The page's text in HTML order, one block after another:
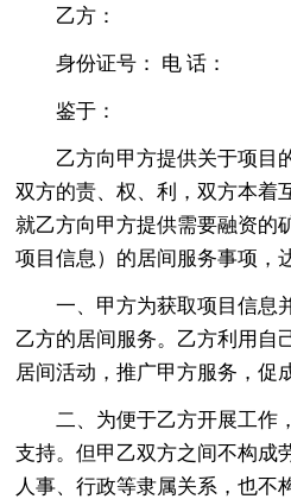
乙方：
身份证号： 电 话：
鉴于：
乙方向甲方提供关于项目
双方的责、权、利，双方本着
就乙方向甲方提供需要融资的
项目信息）的居间服务事项，
一、甲方为获取项目信息
乙方的居间服务。乙方利用自
居间活动，推广甲方服务，促
二、为便于乙方开展工作
支持。但甲乙双方之间不构成
人事、行政等隶属关系，也不